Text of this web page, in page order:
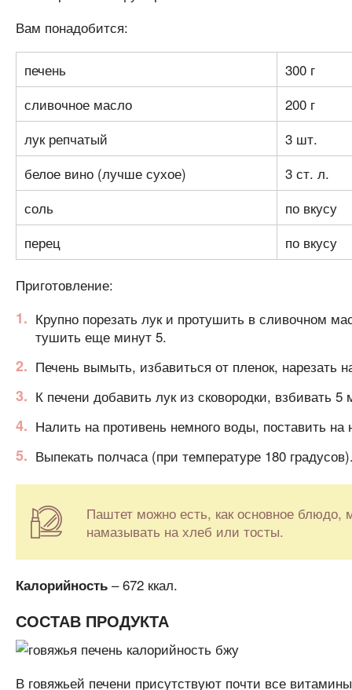
Вам понадобится:
печень
300 г
сливочное масло
200 г
лук репчатый
3 шт.
белое вино (лучше сухое)
3 ст. л.
соль
по вкусу
перец
по вкусу
Приготовление:
Крупно порезать лук и протушить в сливочном
тушить еще минут 5.
Печень вымыть, избавиться от пленок, нарезать
К печени добавить лук из сковородки, взбивать
Налить на противень немного воды, поставить
Выпекать полчаса (при температуре 180
Паштет можно есть, как основное
намазывать на хлеб или тосты.
Калорийность– 672 ккал.
СОСТАВ ПРОДУКТА
В говяжьей печени присутствуют почти все